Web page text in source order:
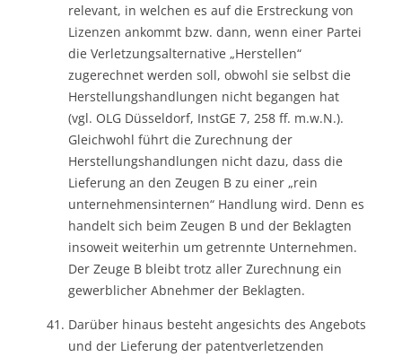
relevant, in welchen es auf die Erstreckung von
Lizenzen ankommt bzw. dann, wenn einer Partei
die Verletzungsalternative „Herstellen“
zugerechnet werden soll, obwohl sie selbst die
Herstellungshandlungen nicht begangen hat
(vgl. OLG Düsseldorf, InstGE 7, 258 ff. m.w.N.).
Gleichwohl führt die Zurechnung der
Herstellungshandlungen nicht dazu, dass die
Lieferung an den Zeugen B zu einer „rein
unternehmensinternen“ Handlung wird. Denn es
handelt sich beim Zeugen B und der Beklagten
insoweit weiterhin um getrennte Unternehmen.
Der Zeuge B bleibt trotz aller Zurechnung ein
gewerblicher Abnehmer der Beklagten.
Darüber hinaus besteht angesichts des Angebots
und der Lieferung der patentverletzenden